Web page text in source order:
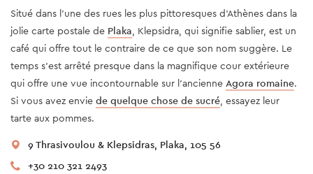
Situé dans l'une des rues les plus pittoresques d'Athènes dans la
jolie carte postale de Plaka, Klepsidra, qui signifie sablier, est un
café qui offre tout le contraire de ce que son nom suggère. Le
temps s'est arrêté presque dans la magnifique cour extérieure
qui offre une vue incontournable sur l'ancienne Agora romaine.
Si vous avez envie de quelque chose de sucré, essayez leur
tarte aux pommes.
9 Thrasivoulou & Klepsidras, Plaka, 105 56
+30 210 321 2493